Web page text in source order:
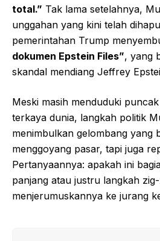
total.” Tak lama setelahnya,
unggahan yang kini telah
pemerintahan Trump
dokumen Epstein Files”, yang
skandal mendiang Jeffrey
Meski masih menduduki
terkaya dunia, langkah politik
menimbulkan gelombang yang
menggoyang pasar, tapi juga
Pertanyaannya: apakah ini
panjang atau justru langkah
menjerumuskannya ke jurang